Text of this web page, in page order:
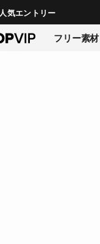
人気エントリー
フリー素材